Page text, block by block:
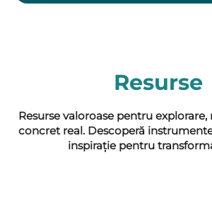
Resurse
Resurse valoroase pentru
concret real. Descoperă
inspirație pentru